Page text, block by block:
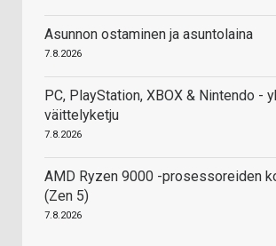
Asunnon ostaminen ja asuntolaina
7.8.2026
PC, PlayStation, XBOX & Nintendo -
väittelyketju
7.8.2026
AMD Ryzen 9000 -prosessoreiden
(Zen 5)
7.8.2026